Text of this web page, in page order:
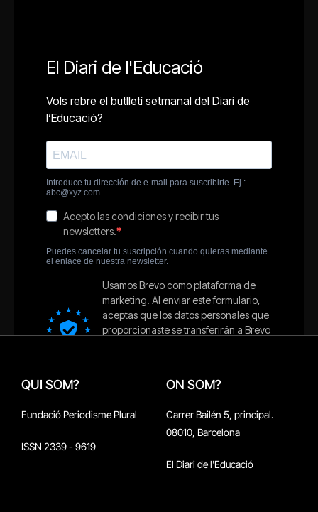
QUI SOM?
Fundació Periodisme Plural
ISSN 2339 - 9619
ON SOM?
Carrer Bailén 5, principal.
08010, Barcelona
El Diari de l'Educació